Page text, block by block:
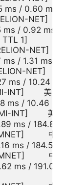
0.75 ms / 0.60
NET]
1.35 ms / 0.92 ms
TTL 1]
NET]
1.07 ms / 1.31 ms /
NET]
10.27 ms /
INT]        美国
10.18 ms /
INT]        美
184.89 ms /
中
184.16 ms /
中
195.62 ms /